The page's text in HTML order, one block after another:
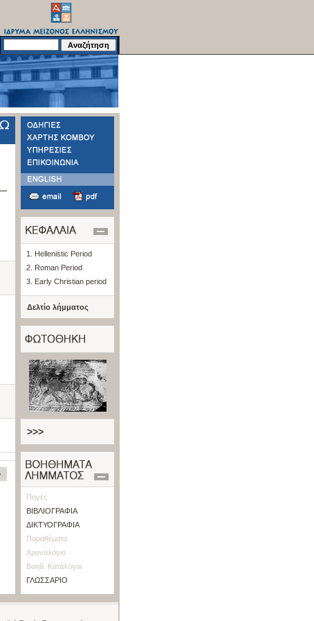
1. Hellenistic Period
2. Roman Period
3. Early Christian period
Δελτίο λήμματος
>>>
Πηγές
ΒΙΒΛΙΟΓΡΑΦΙΑ
ΔΙΚΤΥΟΓΡΑΦΙΑ
Παραθέματα
Χρονολόγιο
Βοηθ. Κατάλογοι
ΓΛΩΣΣΑΡΙΟ